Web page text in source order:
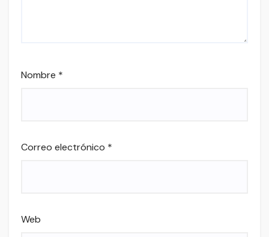
Nombre *
Correo electrónico *
Web